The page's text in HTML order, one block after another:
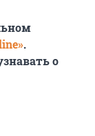
.
о